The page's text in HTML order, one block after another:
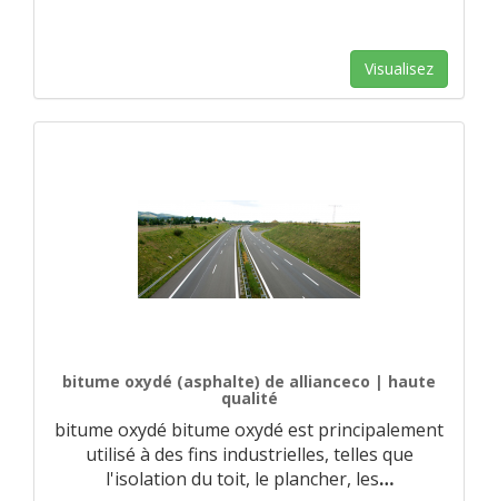
Visualisez
bitume oxydé (asphalte) de allianceco | haute
qualité
bitume oxydé bitume oxydé est principalement
utilisé à des fins industrielles, telles que
l'isolation du toit, le plancher, les…